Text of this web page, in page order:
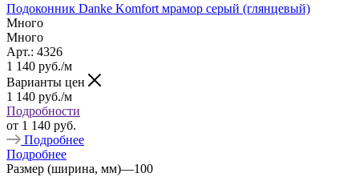
Подоконник Danke Komfort мрамор серый (глянцевый)
Много
Много
Арт.: 4326
1 140 руб./м
Варианты цен
1 140 руб./м
Подробности
от 1 140 руб.
Подробнее
Подробнее
Размер (ширина, мм)—100